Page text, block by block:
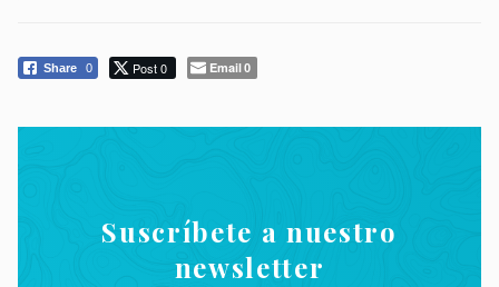
Share 0 Post 0 Email0
Suscríbete a nuestro
newsletter